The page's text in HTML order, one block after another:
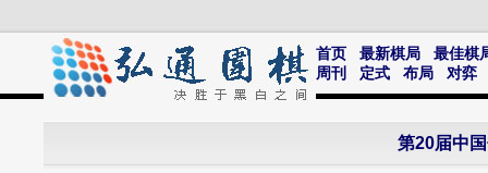
首页 最新棋局
最佳棋
周刊
定式 布局 对弈
第20届中